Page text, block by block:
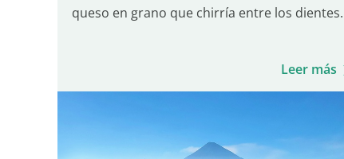
queso en grano que chirría entre los dientes,
sutilmente salada. Es el equilibrio de estos
Leer más